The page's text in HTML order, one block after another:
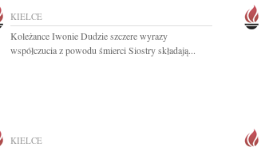
KIELCE
Koleżance Iwonie Dudzie szczere wyrazy
współczucia z powodu śmierci Siostry składają...
KIELCE